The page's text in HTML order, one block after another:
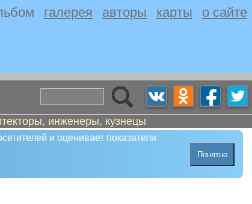
галерея авторы карты о сайте
инженеры, кузнецы
и оценивает показатели
Понятно